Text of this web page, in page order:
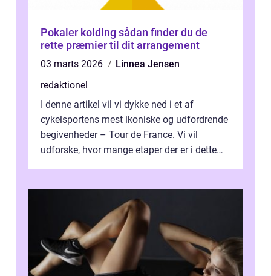
Pokaler kolding sådan finder du de
rette præmier til dit arrangement
03 marts 2026
Linnea Jensen
redaktionel
I denne artikel vil vi dykke ned i et af
cykelsportens mest ikoniske og udfordrende
begivenheder – Tour de France. Vi vil
udforske, hvor mange etaper der er i dette